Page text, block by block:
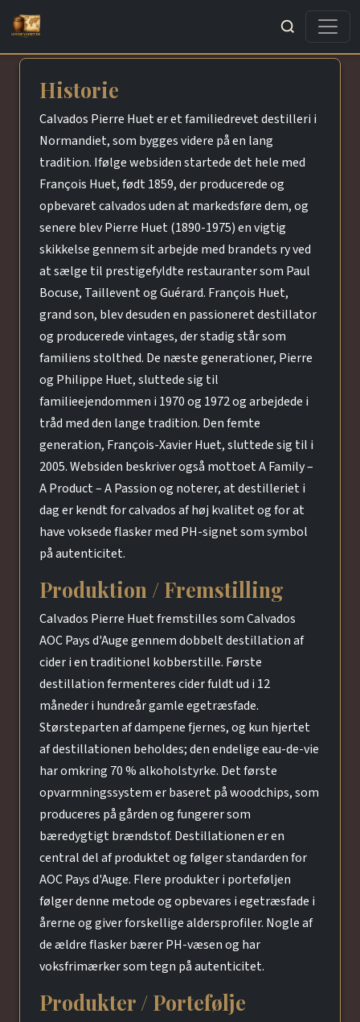
Søg
Historie
Calvados Pierre Huet er et familiedrevet destilleri i
Normandiet, som bygges videre på en lang
tradition. Ifølge websiden startede det hele med
François Huet, født 1859, der producerede og
opbevaret calvados uden at markedsføre dem, og
senere blev Pierre Huet (1890-1975) en vigtig
skikkelse gennem sit arbejde med brandets ry ved
at sælge til prestigefyldte restauranter som Paul
Bocuse, Taillevent og Guérard. François Huet,
grand son, blev desuden en passioneret destillator
og producerede vintages, der stadig står som
familiens stolthed. De næste generationer, Pierre
og Philippe Huet, sluttede sig til
familieejendommen i 1970 og 1972 og arbejdede i
tråd med den lange tradition. Den femte
generation, François-Xavier Huet, sluttede sig til i
2005. Websiden beskriver også mottoet A Family –
A Product – A Passion og noterer, at destilleriet i
dag er kendt for calvados af høj kvalitet og for at
have voksede flasker med PH-signet som symbol
på autenticitet.
Produktion / Fremstilling
Calvados Pierre Huet fremstilles som Calvados
AOC Pays d'Auge gennem dobbelt destillation af
cider i en traditionel kobberstille. Første
destillation fermenteres cider fuldt ud i 12
måneder i hundreår gamle egetræsfade.
Størsteparten af dampene fjernes, og kun hjertet
af destillationen beholdes; den endelige eau-de-vie
har omkring 70 % alkoholstyrke. Det første
opvarmningssystem er baseret på woodchips, som
produceres på gården og fungerer som
bæredygtigt brændstof. Destillationen er en
central del af produktet og følger standarden for
AOC Pays d'Auge. Flere produkter i porteføljen
følger denne metode og opbevares i egetræsfade i
årerne og giver forskellige aldersprofiler. Nogle af
de ældre flasker bærer PH-væsen og har
voksfrimærker som tegn på autenticitet.
Produkter / Portefølje